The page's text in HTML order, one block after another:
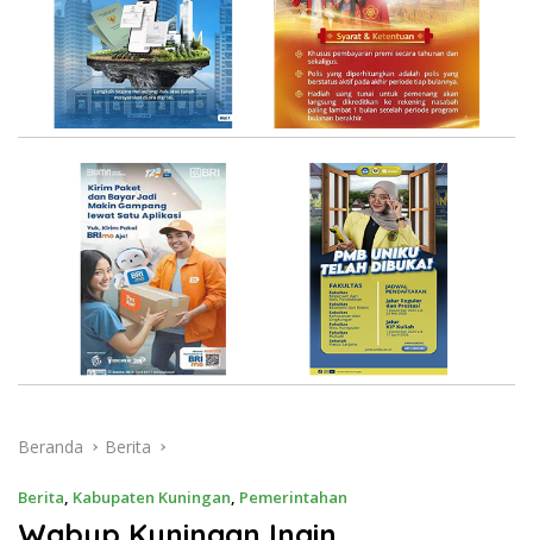
Beranda Berita
Berita, Kabupaten Kuningan, Pemerintahan